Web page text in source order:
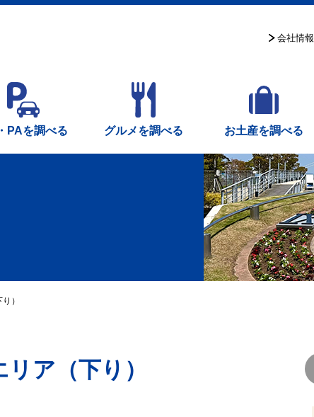
会社情報
PAを調べる グルメを調べる お土産を調べる
）
ア（下り）